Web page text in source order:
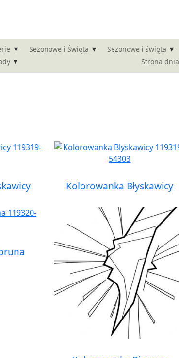
▾ Sezonowe i Święta ▾ Sezonowe i święta ▾
▾ Strona dnia
Kolorowanka Błyskawicy